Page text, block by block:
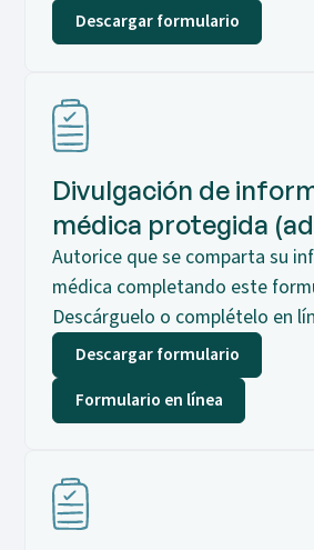
Descargar formulario
Divulgación de
médica protegida
Autorice que se comparta su
médica completando este
Descárguelo o complételo en
Descargar formulario
Formulario en línea